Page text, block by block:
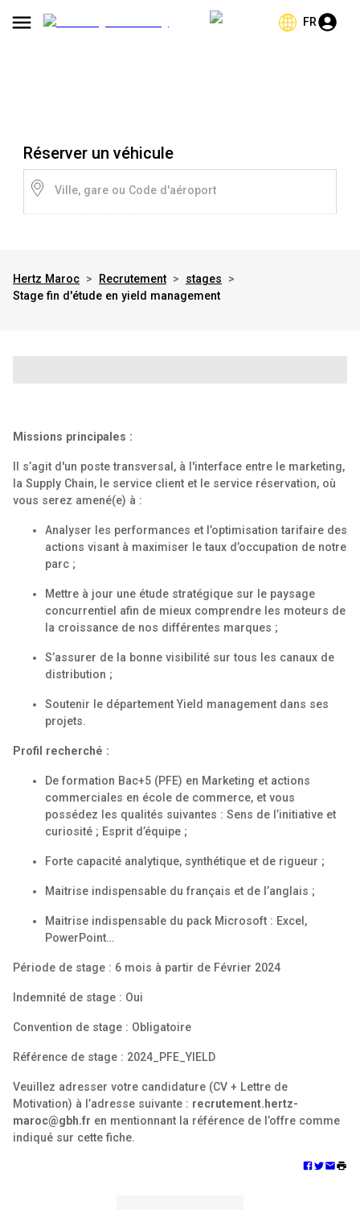
FR
Réserver un véhicule
Ville, gare ou Code d'aéroport
Hertz Maroc > Recrutement > stages
>
Stage fin d'étude en yield management
Missions principales :
Il s’agit d'un poste transversal, à l'interface entre le marketing,
la Supply Chain, le service client et le service réservation, où
vous serez amené(e) à :
Analyser les performances et l’optimisation tarifaire des
actions visant à maximiser le taux d’occupation de notre
parc ;
Mettre à jour une étude stratégique sur le paysage
concurrentiel afin de mieux comprendre les moteurs de
la croissance de nos différentes marques ;
S’assurer de la bonne visibilité sur tous les canaux de
distribution ;
Soutenir le département Yield management dans ses
projets.
Profil recherché :
De formation Bac+5 (PFE) en Marketing et actions
commerciales en école de commerce, et vous
possédez les qualités suivantes : Sens de l’initiative et
curiosité ; Esprit d’équipe ;
Forte capacité analytique, synthétique et de rigueur ;
Maitrise indispensable du français et de l’anglais ;
Maitrise indispensable du pack Microsoft : Excel,
PowerPoint…
Période de stage : 6 mois à partir de Février 2024
Indemnité de stage : Oui
Convention de stage : Obligatoire
Référence de stage : 2024_PFE_YIELD
Veuillez adresser votre candidature (CV + Lettre de
Motivation) à l’adresse suivante : recrutement.hertz-
maroc@gbh.fr en mentionnant la référence de l’offre comme
indiqué sur cette fiche.